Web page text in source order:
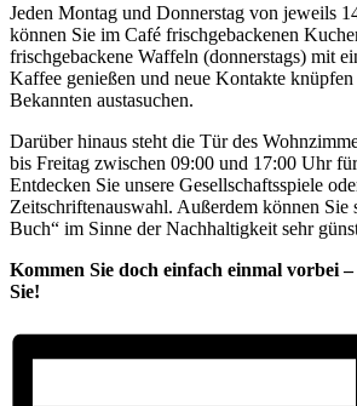
Jeden Montag und Donnerstag von jeweils
können Sie im Café frischgebackenen
frischgebackene Waffeln (donnerstags) mit
Kaffee genießen und neue Kontakte
Bekannten austasuchen.
Darüber hinaus steht die Tür des
bis Freitag zwischen 09:00 und 17:00 Uhr
Entdecken Sie unsere Gesellschaftsspiele
Zeitschriftenauswahl. Außerdem können Sie
Buch“ im Sinne der Nachhaltigkeit sehr
Kommen Sie doch einfach einmal vorbei
Sie!